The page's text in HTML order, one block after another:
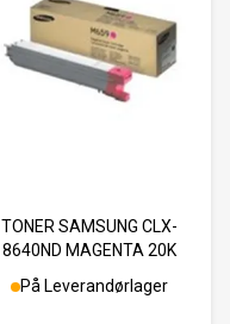
TONER SAMSUNG CLX-
8640ND MAGENTA 20K
På Leverandørlager